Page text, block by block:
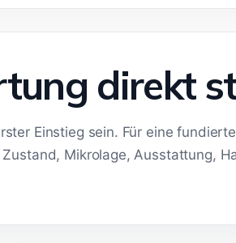
direkt
Einstieg sein. Für eine
Mikrolage, Ausstattung,